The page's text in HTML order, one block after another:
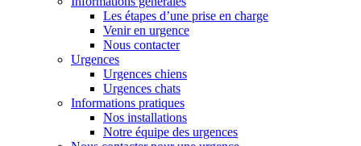
Les étapes d’une prise en charge
Venir en urgence
Nous contacter
Urgences
Urgences chiens
Urgences chats
Informations pratiques
Nos installations
Notre équipe des urgences